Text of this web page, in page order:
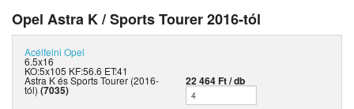
Opel Astra K / Sports Tourer 2016-tól
Acélfelni Opel
6.5x16
KO:5x105 KF:56.6 ET:41
Astra K és Sports Tourer (2016-
tól) (7035)
22 464 Ft / db